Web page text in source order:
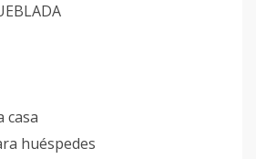
casa
huéspedes